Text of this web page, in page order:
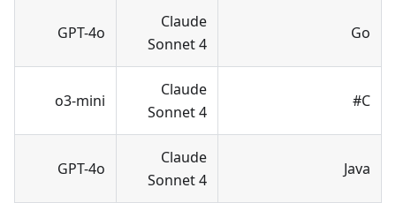
Go
Claude
Sonnet 4
GPT-4o
C#
Claude
Sonnet 4
o3-mini
Java
Claude
Sonnet 4
GPT-4o